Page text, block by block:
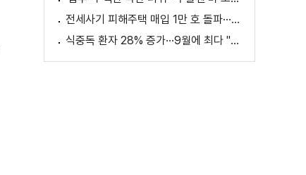
전세사기 피해주택 매입 1만 호 돌파···피해 지원 속도
식중독 환자 28% 증가···9월에 최다 "입추 방심 금물"